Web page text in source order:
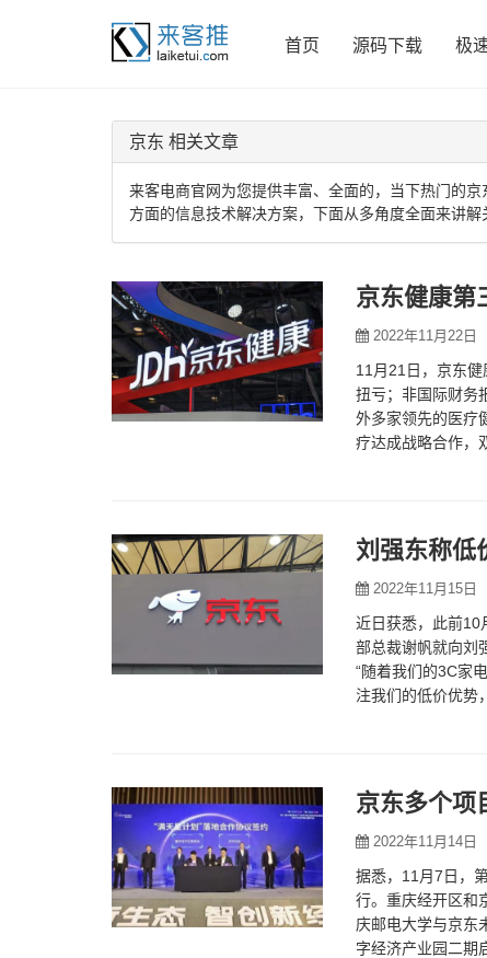
首页 源码下载 极
京东 相关文章
来客电商官网为您提供丰富、全面的，当下热门的
方面的信息技术解决方案，下面从多角度全面来讲解
京东健康第
2022年11月22日
11月21日，京东
扭亏；非国际财务
外多家领先的医疗
疗达成战略合作，
刘强东称低
2022年11月15日
近日获悉，此前10
部总裁谢帆就向刘
“随着我们的3C家
注我们的低价优势
京东多个项
2022年11月14日
据悉，11月7日，
行。重庆经开区和
庆邮电大学与京东
字经济产业园二期